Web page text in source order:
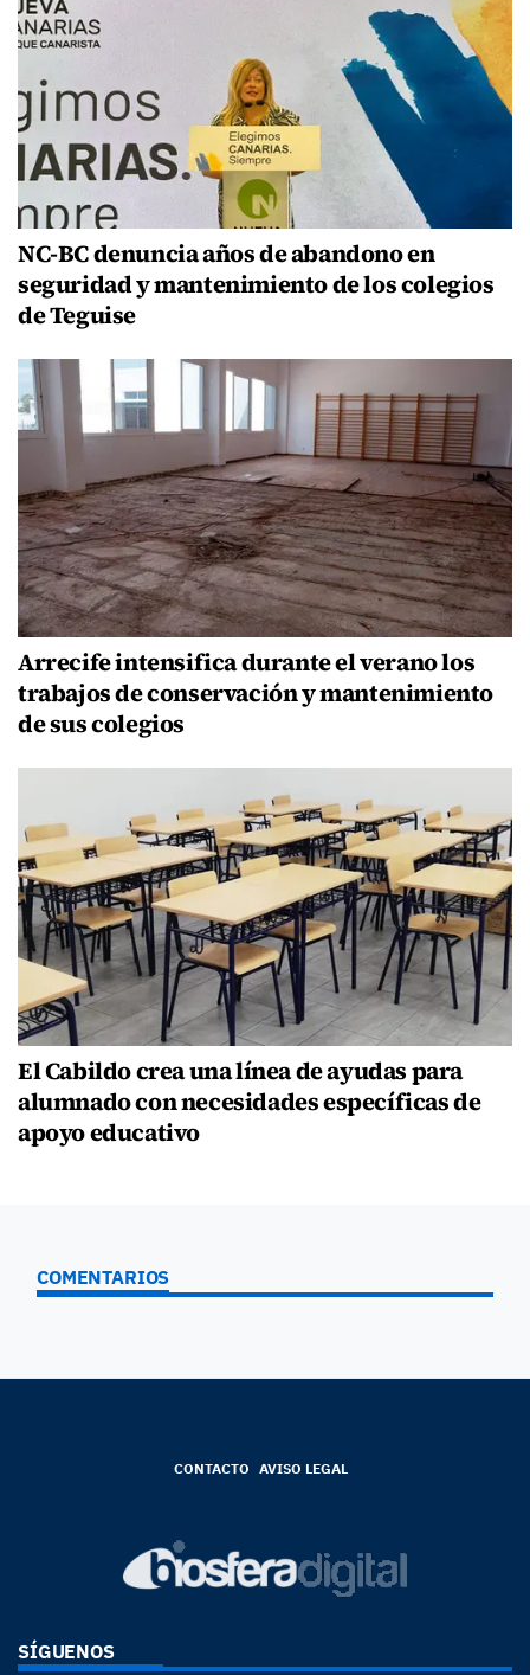
NC-BC denuncia años de abandono en
seguridad y mantenimiento de los colegios
de Teguise
Arrecife intensifica durante el verano los
trabajos de conservación y mantenimiento
de sus colegios
El Cabildo crea una línea de ayudas para
alumnado con necesidades específicas de
apoyo educativo
COMENTARIOS
CONTACTO AVISO LEGAL
SÍGUENOS